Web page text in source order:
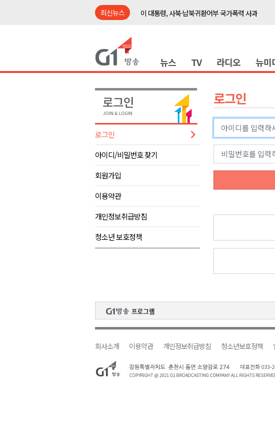
최신뉴스
이 대통령, 사북·납북귀환어부 국가폭력 사과
이광재 국회 예결위원장, 강릉시 초청 특별 강연
육동한 시장, 국제스케이트장 춘천 유치 건의
영월군, 국·도비 확보 보고회 개최
삼척 공공산후조리원 이전 시급
강원자치도교육청 교감급 이상 387명 인사
도-시군 첫 간담회..우상호 "하나된 공동체"
이 대통령, 사북·납북귀환어부 국가폭력 사과
여름축제 더위와 전쟁..물놀이 접목
강원도, 최휘영 문체부장관과 정책간담회
이광재 국회 예결위원장, 강릉시 초청 특별 강연
검찰청 폐지..해결 과제 산적
강원자치도교육청 교감급 이상 387명 인사
뉴스 TV 라디오 뉴미
로그인
아이디/비밀번호 찾기
회원가입
이용약관
개인정보취급방침
청소년 보호정책
로그인
회사소개 이용약관 개인정보취급방침 청소년보호정책